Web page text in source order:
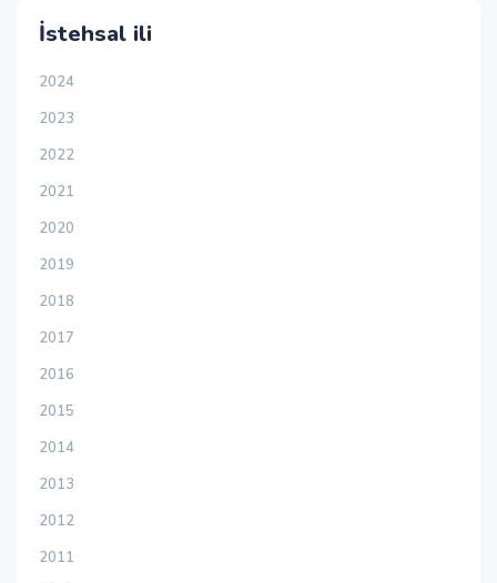
İstehsal ili
2024
2023
2022
2021
2020
2019
2018
2017
2016
2015
2014
2013
2012
2011